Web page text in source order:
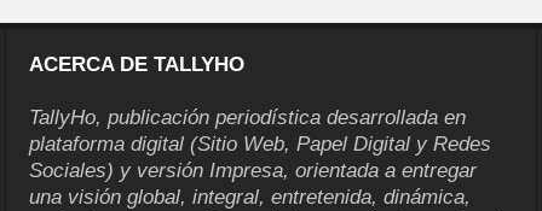
ACERCA DE TALLYHO
TallyHo, publicación periodística desarrollada en
plataforma digital (Sitio Web, Papel Digital y Redes
Sociales) y versión Impresa, orientada a entregar
una visión global, integral, entretenida, dinámica,